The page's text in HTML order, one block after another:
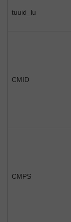
tuuid_lu
CMID
CMPS